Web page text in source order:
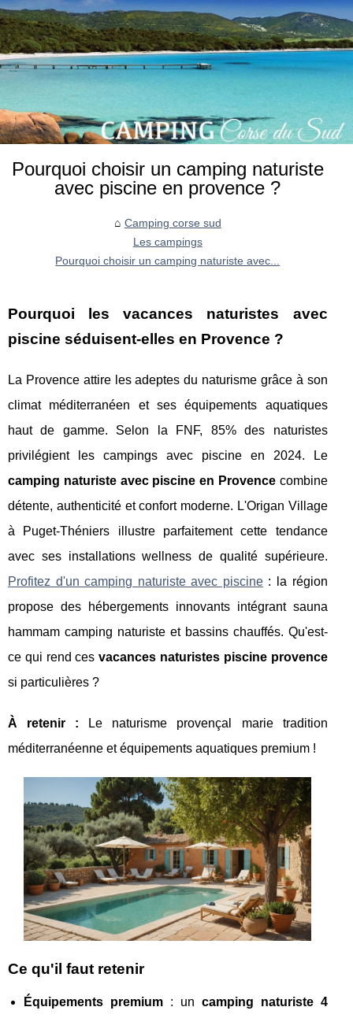
Pourquoi choisir un camping naturiste
avec piscine en provence ?
Camping corse sud
Les campings
Pourquoi choisir un camping naturiste avec...
Pourquoi les vacances naturistes avec
piscine séduisent-elles en Provence ?
La Provence attire les adeptes du naturisme grâce à son
climat méditerranéen et ses équipements aquatiques
haut de gamme. Selon la FNF, 85% des naturistes
privilégient les campings avec piscine en 2024. Le
camping naturiste avec piscine en Provencecombine
détente, authenticité et confort moderne. L'Origan Village
à Puget-Théniers illustre parfaitement cette tendance
avec ses installations wellness de qualité supérieure.
Profitez d'un camping naturiste avec piscine: la région
propose des hébergements innovants intégrant sauna
hammam camping naturiste et bassins chauffés. Qu'est-
ce qui rend cesvacances naturistes piscine provence
si particulières ?
À retenir : Le naturisme provençal marie tradition
méditerranéenne et équipements aquatiques premium !
Ce qu'il faut retenir
Équipements premium: un camping naturiste 4